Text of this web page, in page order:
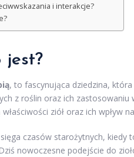
i interakcje?
jest?
, to fascynująca dziedzina,
z roślin oraz ich
ziół oraz ich wpływ
czasów starożytnych, kiedy
nowoczesne podejście do